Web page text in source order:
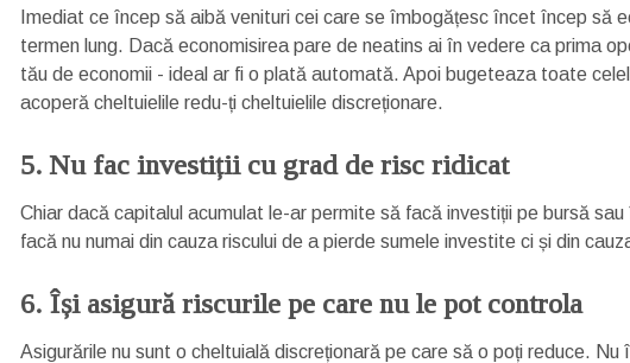
Imediat ce încep să aibă venituri cei care se îmbogățesc încet încep să
termen lung. Dacă economisirea pare de neatins ai în vedere ca prima
tău de economii - ideal ar fi o plată automată. Apoi bugeteaza toate
acoperă cheltuielile redu-ți cheltuielile discreționare.
5. Nu fac investiții cu grad de risc ridicat
Chiar dacă capitalul acumulat le-ar permite să facă investiții pe bursă
facă nu numai din cauza riscului de a pierde sumele investite ci și din
6. Își asigură riscurile pe care nu le pot controla
Asigurările nu sunt o cheltuială discreționară pe care să o poți reduce.